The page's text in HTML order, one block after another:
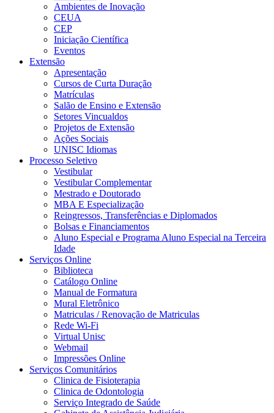
Ambientes de Inovação
CEUA
CEP
Iniciação Científica
Eventos
Extensão
Apresentação
Cursos de Curta Duração
Matrículas
Salão de Ensino e Extensão
Setores Vincualdos
Projetos de Extensão
Ações Sociais
UNISC Idiomas
Processo Seletivo
Vestibular
Vestibular Complementar
Mestrado e Doutorado
MBA E Especialização
Reingressos, Transferências e Diplomados
Bolsas e Financiamentos
Aluno Especial e Programa Aluno Especial na Terceira
Idade
Serviços Online
Biblioteca
Catálogo Online
Manual de Formatura
Mural Eletrônico
Matriculas / Renovação de Matriculas
Rede Wi-Fi
Virtual Unisc
Webmail
Impressões Online
Serviços Comunitários
Clinica de Fisioterapia
Clinica de Odontologia
Serviço Integrado de Saúde